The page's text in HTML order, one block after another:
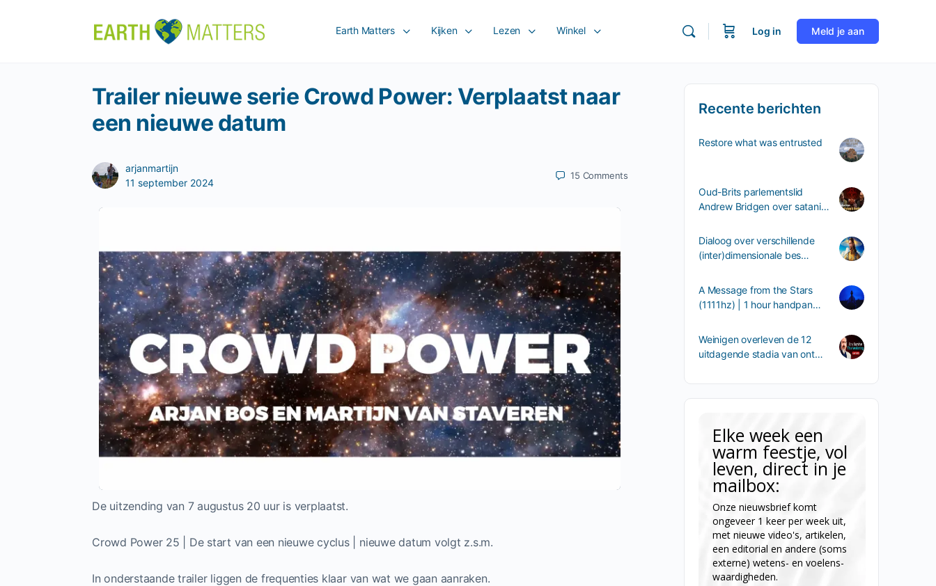
Earth Matters Kijken Lezen Winkel Log in Meld je aan
Trailer nieuwe serie Crowd Power: Verplaatst naar
een nieuwe datum
arjanmartijn
11 september 2024
15 Comments
De uitzending van 7 augustus 20 uur is verplaatst.
Crowd Power 25 | De start van een nieuwe cyclus | nieuwe datum volgt z.s.m.
In onderstaande trailer liggen de frequenties klaar van wat we gaan aanraken.
Recente berichten
Restore what was entrusted
Oud-Brits parlementslid
Andrew Bridgen over satani…
Dialoog over verschillende
(inter)dimensionale bes…
A Message from the Stars
(1111hz) | 1 hour handpan…
Weinigen overleven de 12
uitdagende stadia van ont…
Elke week een
warm feestje, vol
leven, direct in je
mailbox:
Onze nieuwsbrief komt
ongeveer 1 keer per week uit,
met nieuwe video's, artikelen,
een editorial en andere (soms
externe) wetens- en voelens-
waardigheden.